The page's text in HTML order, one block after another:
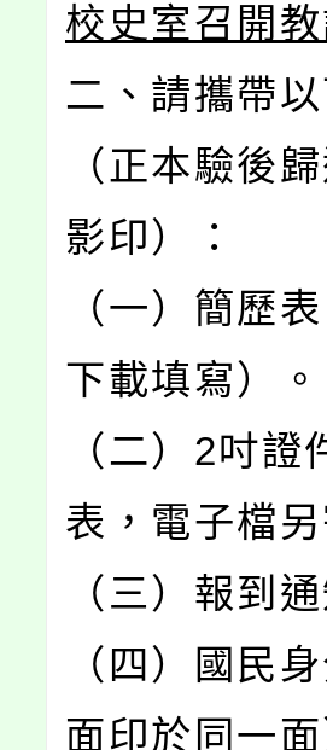
校史室召開
二、請攜帶
（正本驗後
影印）：
（一）簡歷
下載填寫）。
（二）2吋
表，電子檔另
（三）報到
（四）國民
面印於同一面